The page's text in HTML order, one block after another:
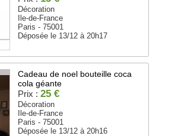
Décoration
Ile-de-France
Paris - 75001
Déposée le 13/12 à 20h17
Cadeau de noel bouteille coca
cola géante
Prix : 25 €
Décoration
Ile-de-France
Paris - 75001
Déposée le 13/12 à 20h16